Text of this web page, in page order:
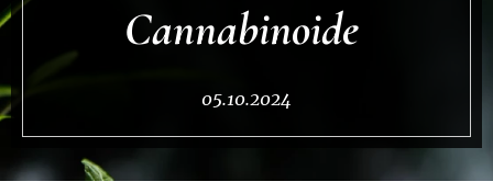
Cannabinoide
05.10.2024